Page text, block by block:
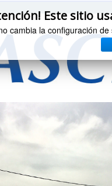
Este sitio
cambia la configuración